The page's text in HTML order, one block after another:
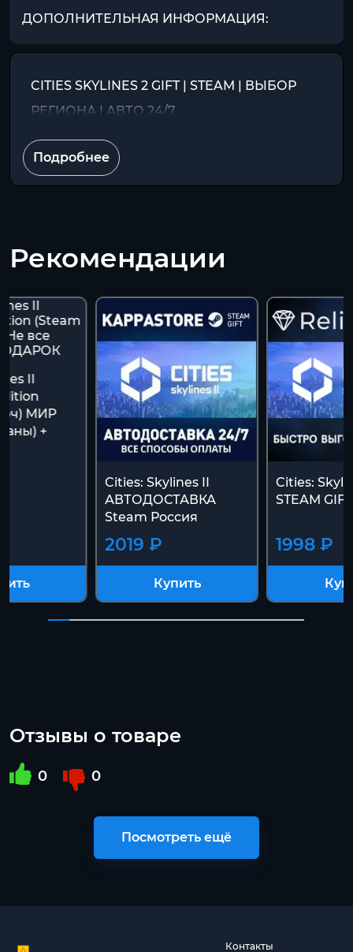
ДОПОЛНИТЕЛЬНАЯ ИНФОРМАЦИЯ:
CITIES SKYLINES 2 GIFT | STEAM | ВЫБОР
РЕГИОНА | АВТО 24/7
Подробнее
Рекомендации
II
МИР
+
Cities: Skylines II
АВТОДОСТАВКА
Steam Россия
2019 ₽
Купить
Cities:
STEAM
1998 ₽
Отзывы о товаре
0 0
Посмотреть ещё
Контакты